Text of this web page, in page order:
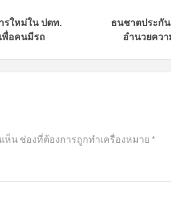
รใหม่ใน ปตท.
พื่อคนมีรถ
ธนชาตประกั
อำนวยคว
ห็น ช่องที่ต้องการถูกทำเครื่องหมาย *